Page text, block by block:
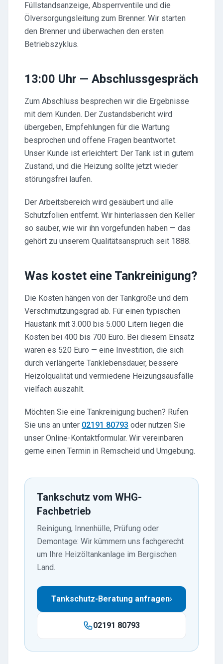
Füllstandsanzeige, Absperrventile und die
Ölversorgungsleitung zum Brenner. Wir starten
den Brenner und überwachen den ersten
Betriebszyklus.
13:00 Uhr — Abschlussgespräch
Zum Abschluss besprechen wir die Ergebnisse
mit dem Kunden. Der Zustandsbericht wird
übergeben, Empfehlungen für die Wartung
besprochen und offene Fragen beantwortet.
Unser Kunde ist erleichtert: Der Tank ist in gutem
Zustand, und die Heizung sollte jetzt wieder
störungsfrei laufen.
Der Arbeitsbereich wird gesäubert und alle
Schutzfolien entfernt. Wir hinterlassen den Keller
so sauber, wie wir ihn vorgefunden haben — das
gehört zu unserem Qualitätsanspruch seit 1888.
Was kostet eine Tankreinigung?
Die Kosten hängen von der Tankgröße und dem
Verschmutzungsgrad ab. Für einen typischen
Haustank mit 3.000 bis 5.000 Litern liegen die
Kosten bei 400 bis 700 Euro. Bei diesem Einsatz
waren es 520 Euro — eine Investition, die sich
durch verlängerte Tanklebensdauer, bessere
Heizölqualität und vermiedene Heizungsausfälle
vielfach auszahlt.
Möchten Sie eine Tankreinigung buchen? Rufen
Sie uns an unter 02191 80793 oder nutzen Sie
unser Online-Kontaktformular. Wir vereinbaren
gerne einen Termin in Remscheid und Umgebung.
Tankschutz vom WHG-
Fachbetrieb
Reinigung, Innenhülle, Prüfung oder
Demontage: Wir kümmern uns fachgerecht
um Ihre Heizöltankanlage im Bergischen
Land.
Tankschutz-Beratung anfragen›
02191 80793